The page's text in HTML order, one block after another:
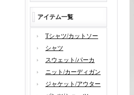
アイテム一覧
Tシャツ/カットソー
シャツ
スウェット/パーカ
ニット/カーディガン
ジャケット/アウター